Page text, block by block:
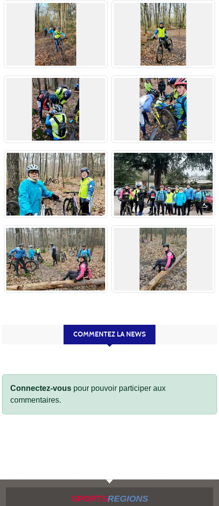
COMMENTEZ LA NEWS
Connectez-vous pour pouvoir participer aux
commentaires.
SPORTSREGIONS